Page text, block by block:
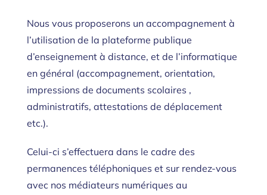
Nous vous proposerons un accompagnement à
l’utilisation de la plateforme publique
d’enseignement à distance, et de l’informatique
en général (accompagnement, orientation,
impressions de documents scolaires ,
administratifs, attestations de déplacement
etc.).
Celui-ci s’effectuera dans le cadre des
permanences téléphoniques et sur rendez-vous
avec nos médiateurs numériques au